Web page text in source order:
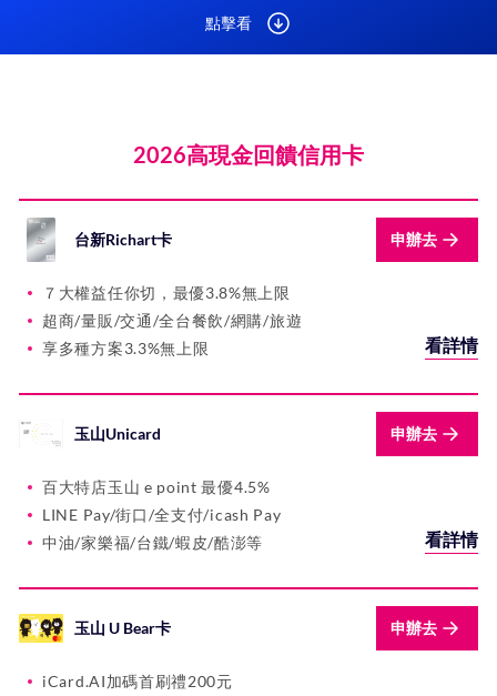
點擊看
2026高現金回饋信用卡
台新Richart卡 申辦去
７大權益任你切，最優3.8%無上限
超商/量販/交通/全台餐飲/網購/旅遊
享多種方案3.3%無上限
看詳情
玉山Unicard 申辦去
百大特店玉山 e point 最優4.5%
LINE Pay/街口/全支付/icash Pay
中油/家樂福/台鐵/蝦皮/酷澎等
看詳情
玉山 U Bear卡 申辦去
iCard.AI加碼首刷禮200元